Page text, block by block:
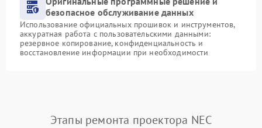
безопасное обслуживание данных
Использование официальных прошивок и инструментов,
аккуратная работа с пользовательскими данными:
резервное копирование, конфиденциальность и
восстановление информации при необходимости
Этапы ремонта проектора NEC